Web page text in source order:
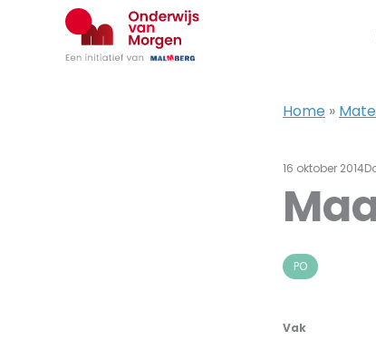
Home »
16 oktober 2014
PO
Vak